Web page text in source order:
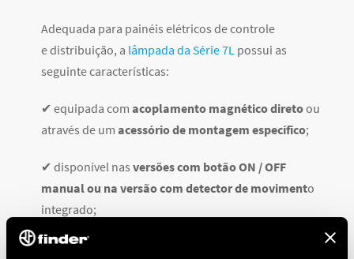
Adequada para painéis elétricos de controle
e distribuição, a lâmpada da Série 7L possui as
seguinte características:
✔ equipada com acoplamento magnético diretoou
através de um acessório de montagem específico;
✔ disponível nas versões com botão ON / OFF
manual ou na versão com detector de movimento
integrado;
✔ utilizável para